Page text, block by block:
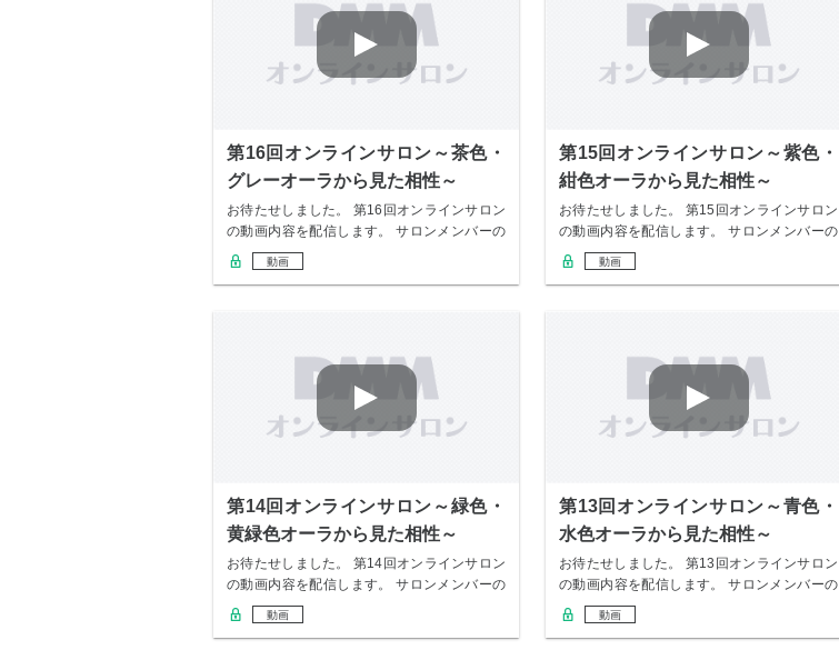
第16回オンラインサロン～茶色・
グレーオーラから見た相性～
お待たせしました。 第16回オンラインサロン
の動画内容を配信します。 サロンメンバーの
み無…
動画
第15回オンラインサロン～紫色・
紺色オーラから見た相性～
お待たせしました。 第15回オンラインサロン
の動画内容を配信します。 サロンメンバーの
み無…
動画
第14回オンラインサロン～緑色・
黄緑色オーラから見た相性～
お待たせしました。 第14回オンラインサロン
の動画内容を配信します。 サロンメンバーの
み無…
動画
第13回オンラインサロン～青色・
水色オーラから見た相性～
お待たせしました。 第13回オンラインサロン
の動画内容を配信します。 サロンメンバーの
み無…
動画